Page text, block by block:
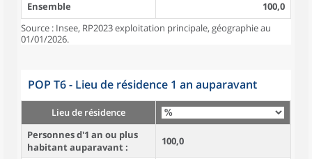
Ensemble
100,0
Source : Insee, RP2023 exploitation principale, géographie au
01/01/2026.
POP T6 - Lieu de résidence 1 an auparavant
Lieu de résidence
Personnes d'1 an ou plus
habitant auparavant :
100,0